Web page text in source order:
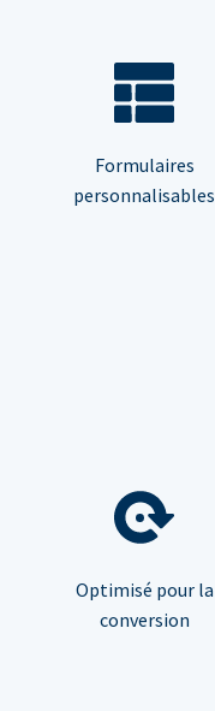
Formulaires
personnalisables
Optimisé pour la
conversion